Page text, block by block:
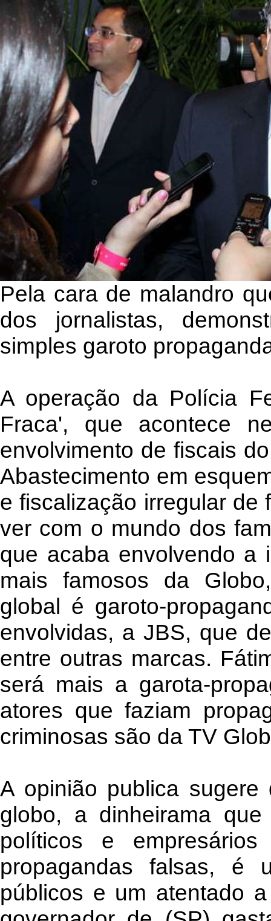
Pela cara de malandro
dos jornalistas,
simples garoto
A operação da Polícia
Fraca', que acontece
envolvimento de fiscais
Abastecimento em
e fiscalização irregular de
ver com o mundo dos
que acaba envolvendo a
mais famosos da
global é garoto-
envolvidas, a JBS, que
entre outras marcas.
será mais a garota-
atores que faziam
criminosas são da TV
A opinião publica
globo, a dinheirama
políticos e
propagandas falsas, é
públicos e um atentado